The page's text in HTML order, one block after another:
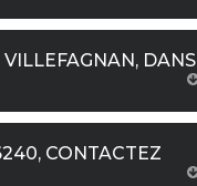
DANS
CONTACTEZ